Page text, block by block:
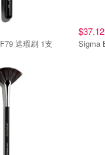
Sigma Beauty F79 遮瑕刷 1支
$37.12